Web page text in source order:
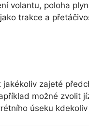
volantu, poloha
trakce a
jakékoliv zajeté
možné zvolit
úseku